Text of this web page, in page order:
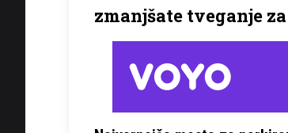
zmanjšate tveganje